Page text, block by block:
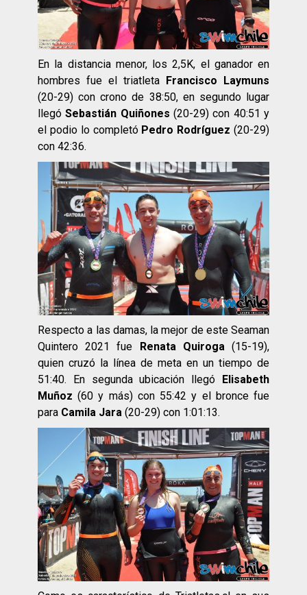
En la distancia menor, los 2,5K, el ganador en
hombres fue el triatleta Francisco Laymuns
(20-29) con crono de 38:50, en segundo lugar
llegóSebastián Quiñones (20-29) con 40:51 y
el podio lo completó Pedro Rodríguez (20-29)
con 42:36.
Respecto a las damas, la mejor de este Seaman
Quintero 2021 fue Renata Quiroga(15-19),
quien cruzó la línea de meta en un tiempo de
51:40. En segunda ubicación llegó Elisabeth
Muñoz (60 y más) con 55:42 y el bronce fue
para Camila Jara (20-29) con 1:01:13.